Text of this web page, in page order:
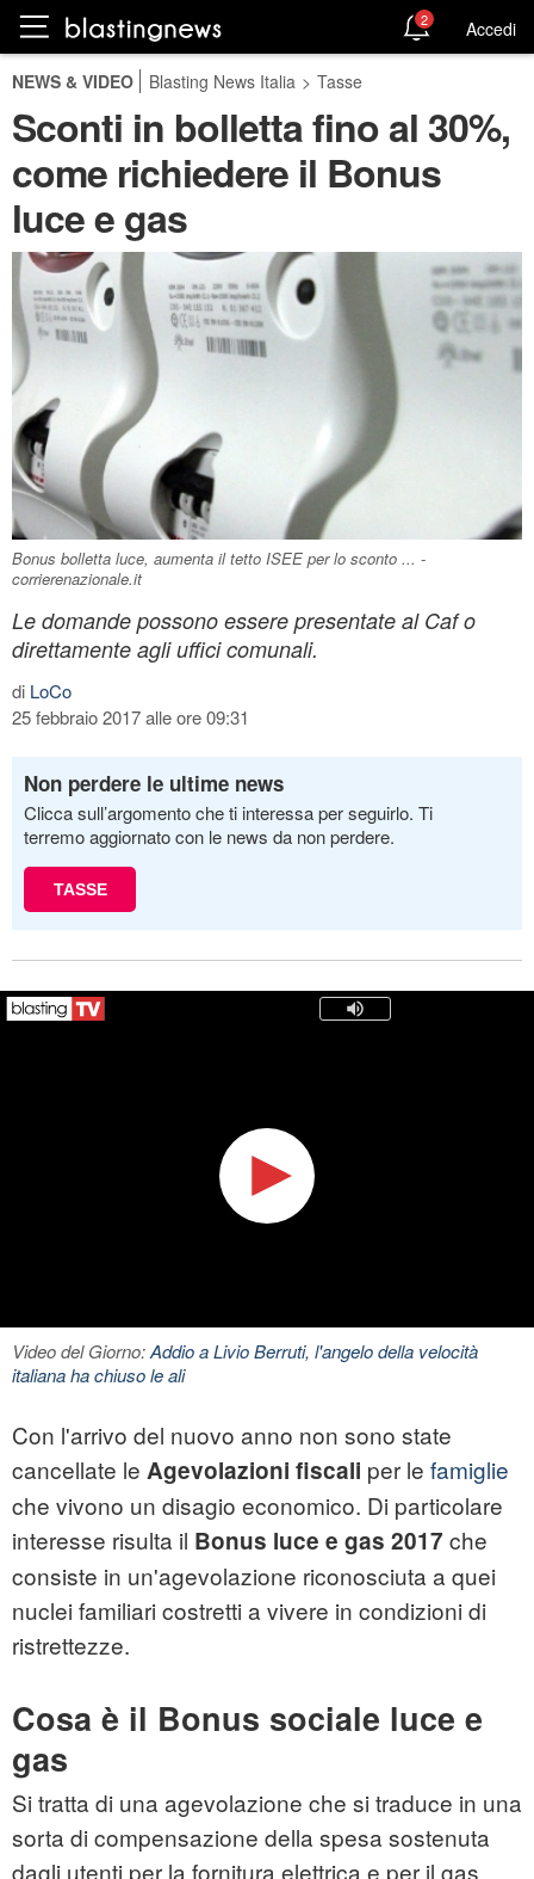
2 Accedi
NEWS & VIDEO Blasting News Italia > Tasse
Sconti in bolletta fino al 30%,
come richiedere il Bonus
luce e gas
Bonus bolletta luce, aumenta il tetto ISEE per lo sconto ... -
corrierenazionale.it
Le domande possono essere presentate al Caf o
direttamente agli uffici comunali.
di LoCo
25 febbraio 2017 alle ore 09:31
Non perdere le ultime news
Clicca sull’argomento che ti interessa per seguirlo. Ti
terremo aggiornato con le news da non perdere.
TASSE
Video del Giorno:Addio a Livio Berruti, l'angelo della velocità
italiana ha chiuso le ali
Con l'arrivo del nuovo anno non sono state
cancellate le Agevolazioni fiscali per le famiglie
che vivono un disagio economico. Di particolare
interesse risulta il Bonus luce e gas 2017 che
consiste in un'agevolazione riconosciuta a quei
nuclei familiari costretti a vivere in condizioni di
ristrettezze.
Cosa è il Bonus sociale luce e
gas
Si tratta di una agevolazione che si traduce in una
sorta di compensazione della spesa sostenuta
dagli utenti per la fornitura elettrica e per il gas